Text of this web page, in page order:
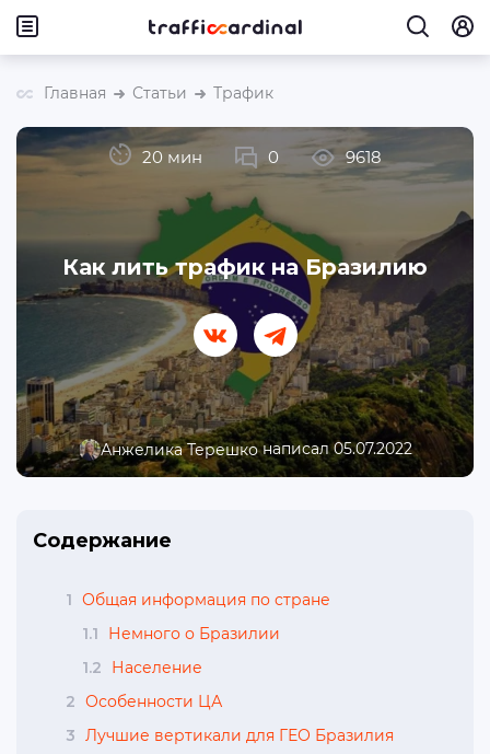
Главная Статьи Трафик
Анжелика Терешконаписал 05.07.2022
Как лить трафик на Бразилию
20 мин 0 9618
Содержание
1 Общая информация по стране
1.1
Немного о Бразилии
1.2
Население
2 Особенности ЦА
3 Лучшие вертикали для ГЕО Бразилия